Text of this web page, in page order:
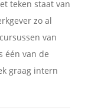
teken staat van
zo al
van
één van de
graag intern